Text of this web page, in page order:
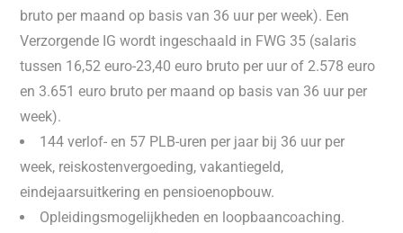
bruto per maand op basis van 36 uur per week). Een
Verzorgende IG wordt ingeschaald in FWG 35 (salaris
tussen 16,52 euro-23,40 euro bruto per uur of 2.578 euro
en 3.651 euro bruto per maand op basis van 36 uur per
week).
144 verlof- en 57 PLB-uren per jaar bij 36 uur per
week, reiskostenvergoeding, vakantiegeld,
eindejaarsuitkering en pensioenopbouw.
Opleidingsmogelijkheden en loopbaancoaching.